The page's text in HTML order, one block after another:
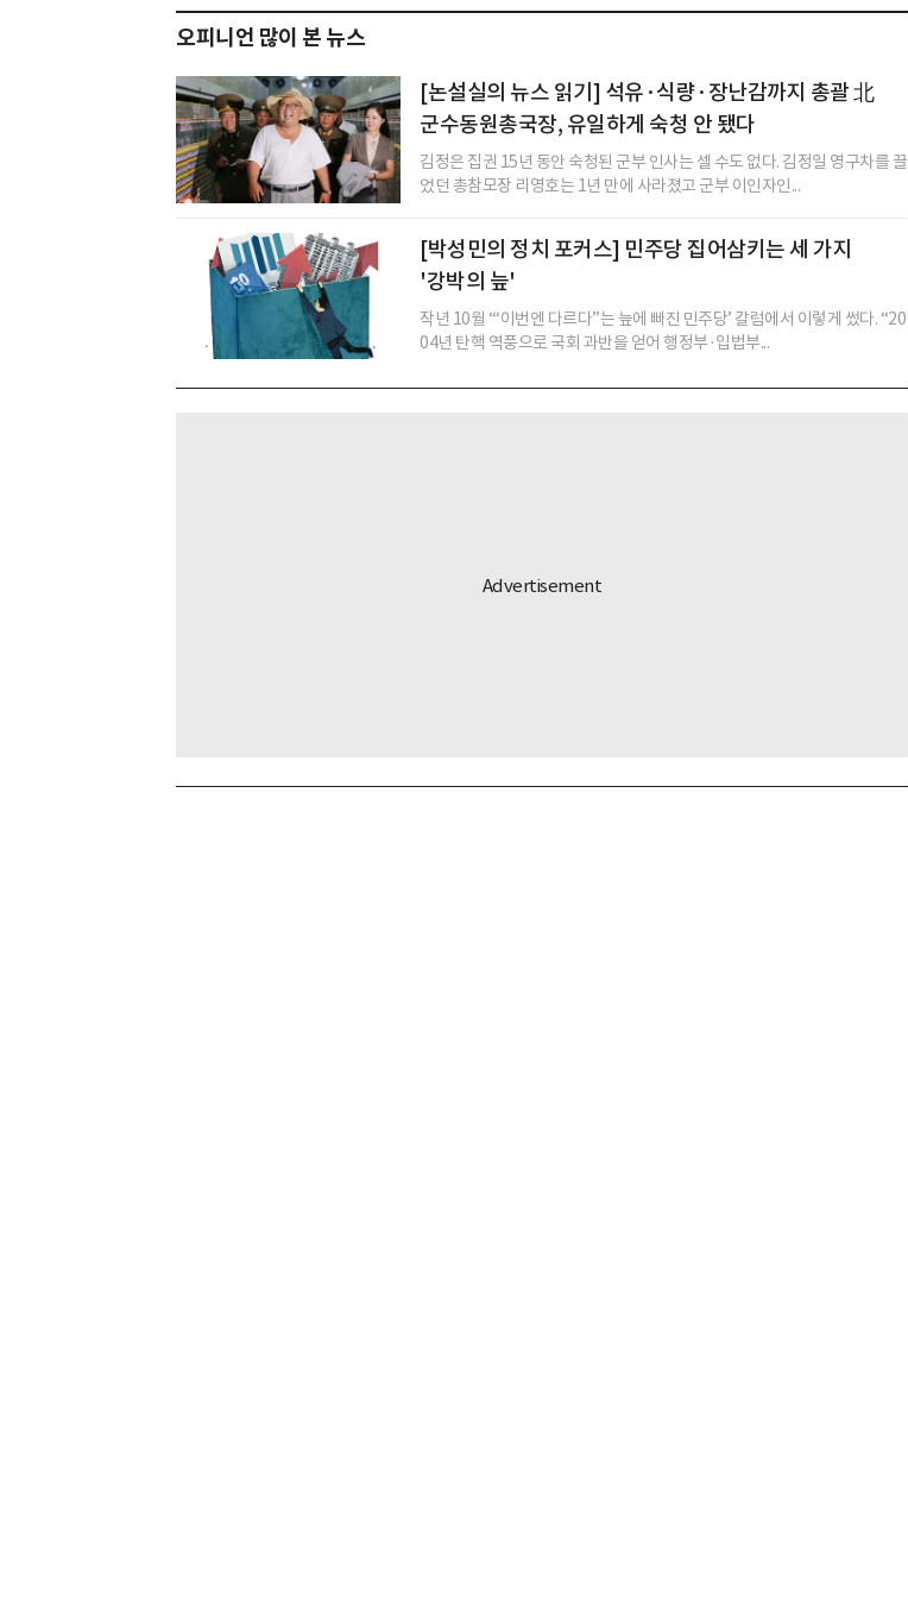
오피니언 많이 본 뉴스
[논설실의 뉴스 읽기] 석유·식량·장난감까지 총괄 北
군수동원총국장, 유일하게 숙청 안 됐다
김정은 집권 15년 동안 숙청된 군부 인사는 셀 수도 없다. 김정일 영구차를 끌
었던 총참모장 리영호는 1년 만에 사라졌고 군부 이인자인...
[박성민의 정치 포커스] 민주당 집어삼키는 세 가지
'강박의 늪'
작년 10월 ‘“이번엔 다르다”는 늪에 빠진 민주당’ 칼럼에서 이렇게 썼다. “20
04년 탄핵 역풍으로 국회 과반을 얻어 행정부·입법부...